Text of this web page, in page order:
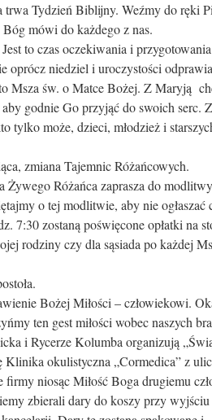
trwa Tydzień Biblijny. Weźmy do ręki
Bóg mówi do każdego z nas.
to czas oczekiwania i
niedziel i uroczystości
Msza św. o Matce Bożej. Z Maryją
godnie Go przyjąć do swoich serc.
tylko może, dzieci, młodzież i
zmiana Tajemnic Różańcowych.
Żywego Różańca zaprasza do modlitwy
o tej modlitwie, aby nie ogłaszać
7:30 zostaną poświęcone opłatki na
rodziny czy dla sąsiada po każdej
Bożej Miłości – człowiekowi.
ten gest miłości wobec naszych
i Rycerze Kolumba organizują
Klinika okulistyczna „Cormedica” z
niosąc Miłość Boga drugiemu
zbierali dary do koszy przy wyjściu